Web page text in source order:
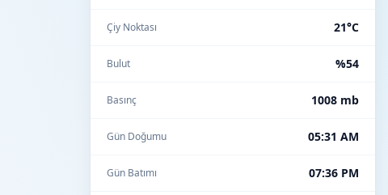
Çiy Noktası 21°C
Bulut %54
Basınç 1008 mb
Gün Doğumu 05:31 AM
Gün Batımı 07:36 PM